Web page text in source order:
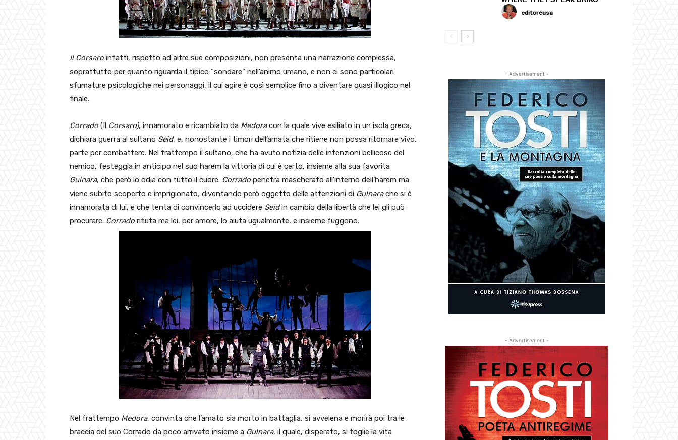
Il Corsaro infatti, rispetto ad altre sue composizioni, non presenta una narrazione complessa,
soprattutto per quanto riguarda il tipico “sondare” nell’animo umano, e non ci sono particolari
sfumature psicologiche nei personaggi, il cui agire è così semplice fino a diventare quasi illogico nel
finale.
Corrado (Il Corsaro), innamorato e ricambiato da Medoracon la quale vive esiliato in un isola greca,
dichiara guerra al sultano Seid, e, nonostante i timori dell’amata che ritiene non possa ritornare vivo,
parte per combattere. Nel frattempo il sultano, che ha avuto notizia delle intenzioni bellicose del
nemico, festeggia in anticipo nel suo harem la vittoria di cui è certo, insieme alla sua favorita
Gulnara, che però lo odia con tutto il cuore. Corrado penetra mascherato all’interno dell’harem ma
viene subito scoperto e imprigionato, diventando però oggetto delle attenzioni di Gulnarache si è
innamorata di lui, e che tenta di convincerlo ad uccidere Seidin cambio della libertà che lei gli può
procurare. Corrado rifiuta ma lei, per amore, lo aiuta ugualmente, e insieme fuggono.
Nel frattempo Medora, convinta che l’amato sia morto in battaglia, si avvelena e morirà poi tra le
braccia del suo Corrado da poco arrivato insieme a Gulnara, il quale, disperato, si toglie la vita
editoreusa
- Advertisement -
- Advertisement -